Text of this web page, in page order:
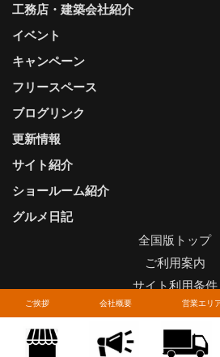
ご挨拶 会社概要 営業エリ
更新情報
サイト紹介
ショールーム紹介
グルメ日記
工務店・建築会社紹介
イベント
キャンペーン
フリースペース
ブログリンク
全国版トップ
ご利用案内
サイト利用条件
プライバシーポリシ
関連リンク
お問い合わせについ